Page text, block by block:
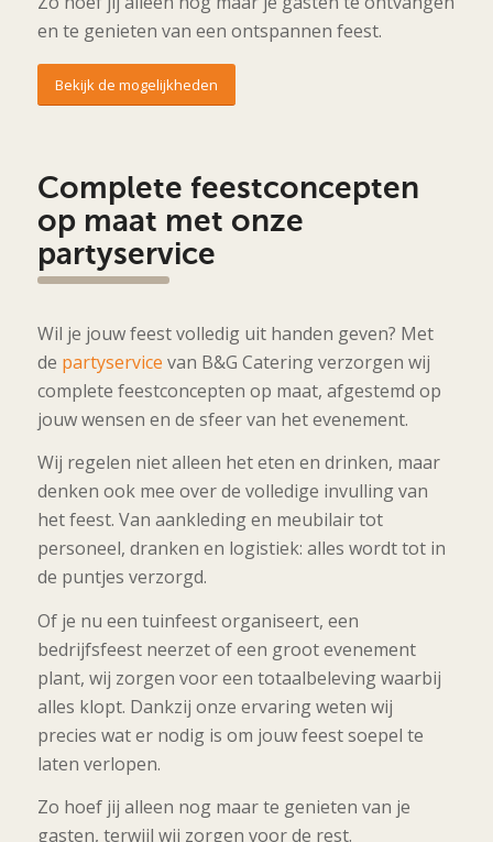
en te genieten van een ontspannen feest.
Bekijk de mogelijkheden
Complete feestconcepten
op maat met onze
partyservice
Wil je jouw feest volledig uit handen geven? Met
de partyservice van B&G Catering verzorgen wij
complete feestconcepten op maat, afgestemd op
jouw wensen en de sfeer van het evenement.
Wij regelen niet alleen het eten en drinken, maar
denken ook mee over de volledige invulling van
het feest. Van aankleding en meubilair tot
personeel, dranken en logistiek: alles wordt tot in
de puntjes verzorgd.
Of je nu een tuinfeest organiseert, een
bedrijfsfeest neerzet of een groot evenement
plant, wij zorgen voor een totaalbeleving waarbij
alles klopt. Dankzij onze ervaring weten wij
precies wat er nodig is om jouw feest soepel te
laten verlopen.
Zo hoef jij alleen nog maar te genieten van je
gasten, terwijl wij zorgen voor de rest.